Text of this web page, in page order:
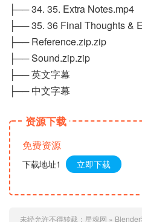
├── 34. 35. Extra Notes.mp4
├── 35. 36 Final Thoughts &
├── Reference.zip.zip
├── Sound.zip.zip
├── 英文字幕
├── 中文字幕
资源下载
免费资源
下载地址1 立即下载
未经允许不得转载： 星魂网 »